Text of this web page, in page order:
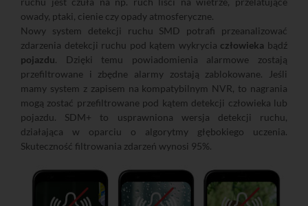
owady, ptaki, cienie czy opady atmosferyczne.
Nowy system detekcji ruchu SMD potrafi przeanalizować
zdarzenia detekcji ruchu pod kątem wykrycia człowieka bądź
pojazdu. Dzięki temu powiadomienia alarmowe zostają
przefiltrowane i zbędne alarmy zostają zablokowane. Jeśli
mamy system z zapisem na kompatybilnym NVR, to nagrania
mogą zostać przefiltrowane pod kątem detekcji człowieka lub
pojazdu. SDM+ to usprawniona wersja detekcji ruchu,
działająca w oparciu o algorytmy głębokiego uczenia.
Skuteczność filtrowania zdarzeń wynosi 95%.